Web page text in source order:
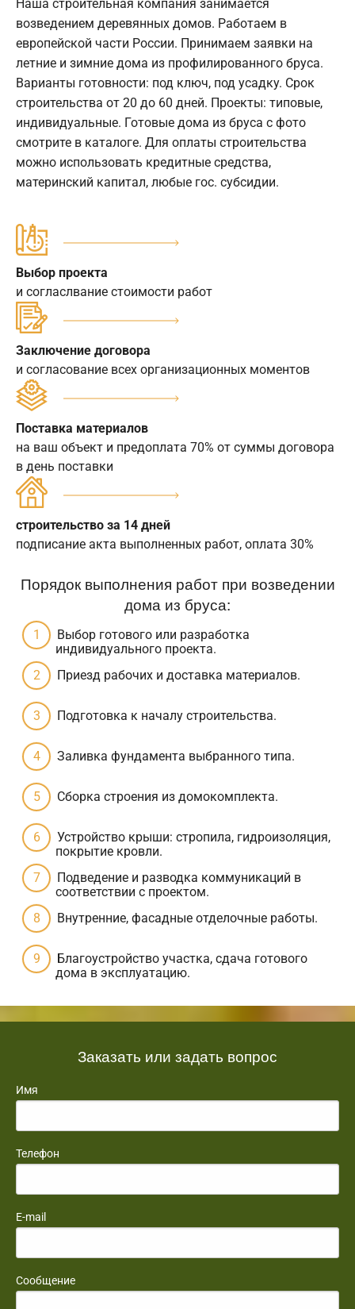
Наша строительная компания занимается
возведением деревянных домов. Работаем в
европейской части России. Принимаем заявки на
летние и зимние дома из профилированного бруса.
Варианты готовности: под ключ, под усадку. Срок
строительства от 20 до 60 дней. Проекты: типовые,
индивидуальные. Готовые дома из бруса с фото
смотрите в каталоге. Для оплаты строительства
можно использовать кредитные средства,
материнский капитал, любые гос. субсидии.
Выбор проекта
и согласлвание стоимости работ
Заключение договора
и согласование всех организационных моментов
Поставка материалов
на ваш объект и предоплата 70% от суммы договора
в день поставки
строительство за 14 дней
подписание акта выполненных работ, оплата 30%
Порядок выполнения работ при возведении
дома из бруса:
Выбор готового или разработка
индивидуального проекта.
Приезд рабочих и доставка материалов.
Подготовка к началу строительства.
Заливка фундамента выбранного типа.
Сборка строения из домокомплекта.
Устройство крыши: стропила, гидроизоляция,
покрытие кровли.
Подведение и разводка коммуникаций в
соответствии с проектом.
Внутренние, фасадные отделочные работы.
Благоустройство участка, сдача готового
дома в эксплуатацию.
Заказать или задать вопрос
Имя
Телефон
E-mail
Сообщение